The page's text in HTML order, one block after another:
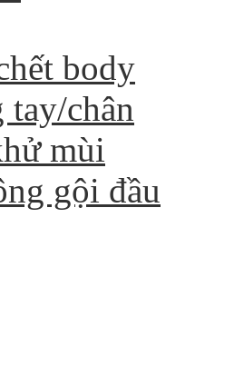
body
tay/chân
mùi
gội đầu